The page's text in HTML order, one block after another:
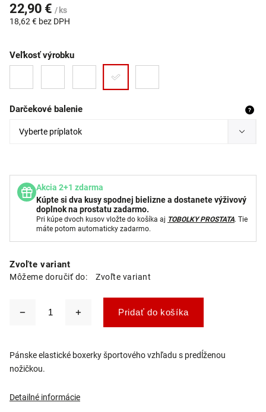
22,90 € / ks
18,62 € bez DPH
Zvoľte variant
Môžeme doručiť do: Zvoľte variant
Veľkosť výrobku
Darčekové balenie ?
Pridať do košíka
Akcia 2+1 zdarma
Kúpte si dva kusy spodnej bielizne a dostanete výživový
doplnok na prostatu zadarmo.
Pri kúpe dvoch kusov vložte do košíka aj TOBOLKY PROSTATA. Tie
máte potom automaticky zadarmo.
Pánske elastické boxerky športového vzhľadu s predĺženou
nožičkou.
Detailné informácie